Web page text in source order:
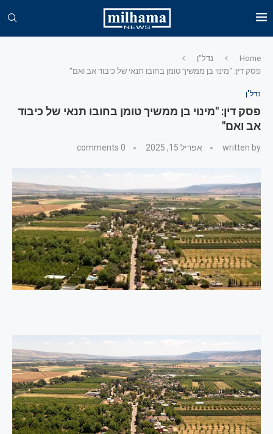
Home
נדל"ן
פסק דין: "מינוי בן ממשיך טומן בחובו תנאי של כיבוד אב ואם"
נדל"ן
פסק דין: "מינוי בן ממשיך טומן בחובו תנאי של כיבוד
אב ואם"
written by אפריל 15, 2025 0 comments